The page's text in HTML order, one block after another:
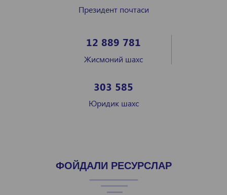
Президент почтаси
12 889 781
Жисмоний шахс
303 585
Юридик шахс
ФОЙДАЛИ РЕСУРСЛАР